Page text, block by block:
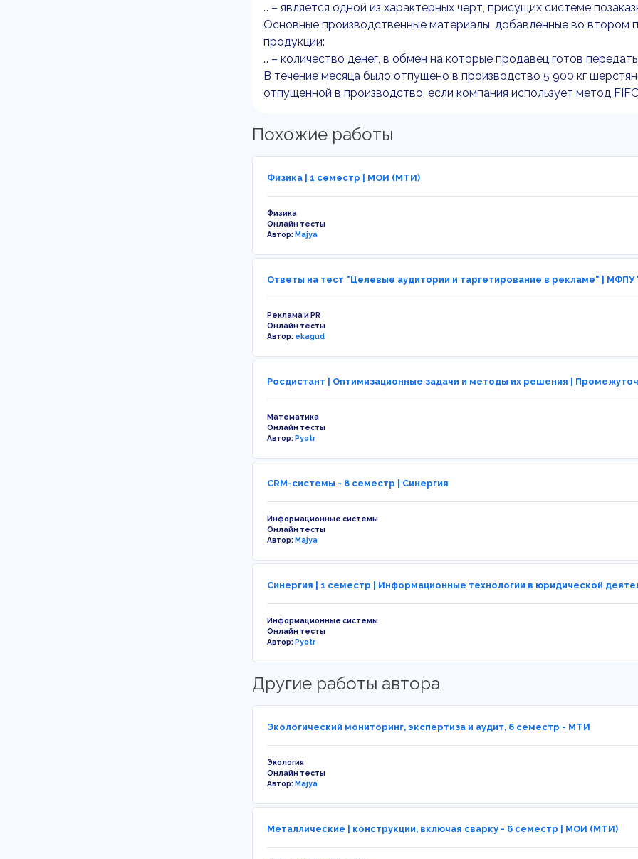
… – является одной из характерных черт, присущих системе
Основные производственные материалы, добавленные во втором
продукции:
… – количество денег, в обмен на которые продавец готов
В течение месяца было отпущено в производство 5 900 кг
отпущенной в производство, если компания использует метод
Похожие работы
Физика | 1 семестр | МОИ (МТИ)
Физика
Онлайн тесты
Автор:Majya
Ответы на тест "Целевые аудитории и таргетирование в рекламе" | МФПУ
Реклама и PR
Онлайн тесты
Автор: ekagud
Росдистант | Оптимизационные задачи и методы их решения |
Математика
Онлайн тесты
Автор:Pyotr
CRM-системы - 8 семестр | Синергия
Информационные системы
Онлайн тесты
Автор:Majya
Синергия | 1 семестр | Информационные технологии в юридической
Информационные системы
Онлайн тесты
Автор:Pyotr
Другие работы автора
Экологический мониторинг, экспертиза и аудит, 6 семестр - МТИ
Экология
Онлайн тесты
Автор:Majya
Металлические | конструкции, включая сварку - 6 семестр | МОИ (МТИ)